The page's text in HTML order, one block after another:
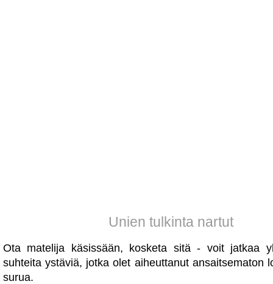
Unien tulkinta nartut
Ota matelija käsissään, kosketa sitä - voit jatkaa
suhteita ystäviä, jotka olet aiheuttanut ansaitsematon
surua.